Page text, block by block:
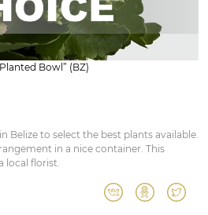
Bowl” (BZ)
Belize to select the best plants available.
in a nice container. This
local florist.